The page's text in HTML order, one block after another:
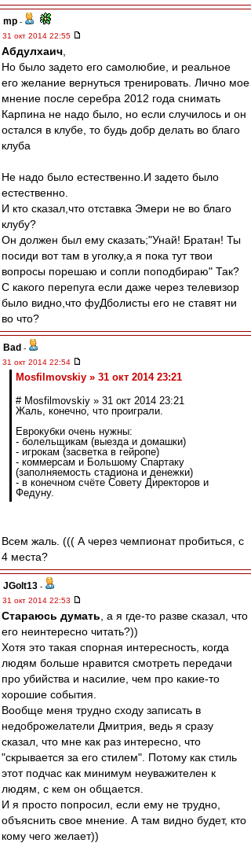
mp -
31 окт 2014 22:55
Абдулхаич
Но было задето его самолюбие, и реальное
его желание вернуться тренировать. Лично мое
мнение после серебра 2012 года снимать
Карпина не надо было, но если случилось и он
остался в клубе, то будь добр делать во благо
клуба
Не надо было естественно.И задето было
естественно.
И кто сказал,что отставка Эмери не во благо
клубу?
Он должен был ему сказать;"Унай! Братан! Ты
посиди вот там в уголку,а я пока тут твои
вопросы порешаю и сопли поподбираю" Так?
С какого перепуга если даже через телевизор
было видно,что фуДболисты его не ставят ни
во что?
Bad -
31 окт 2014 22:54
Mosfilmovskiy » 31 окт 2014 23:21
# Mosfilmovskiy » 31 окт 2014 23:21
Жаль, конечно, что проиграли.
Еврокубки очень нужны:
- болельщикам (выезда и домашки)
- игрокам (засветка в гейропе)
- коммерсам и Большому Спартаку
(заполняемость стадиона и денежки)
- в конечном счёте Совету Директоров и
Федуну.
Всем жаль. ((( А через чемпионат пробиться, с
4 места?
JGolt13 -
31 окт 2014 22:53
Стараюсь думать , а я где-то разве сказал, что
его неинтересно читать?))
Хотя это такая спорная интересность, когда
людям больше нравится смотреть передачи
про убийства и насилие, чем про какие-то
хорошие события.
Вообще меня трудно сходу записать в
недоброжелатели Дмитрия, ведь я сразу
сказал, что мне как раз интересно, что
"скрывается за его стилем". Потому как стиль
этот подчас как минимум неуважителен к
людям, с кем он общается.
И я просто попросил, если ему не трудно,
объяснить свое мнение. А там видно будет, кто
кому чего желает))